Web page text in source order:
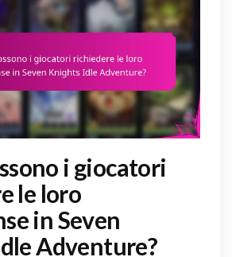
i giocatori
le loro
in Seven
Adventure?